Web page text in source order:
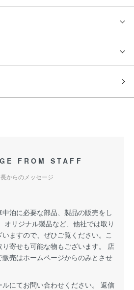
FROM STAFF
長からのメッセージ
泊に必要な部品、製品の販売をし
オリジナル製品など、他社では取り
ますので、ぜひご覧ください。こ
寄せも可能な物もございます。 店
売はホームページからのみとさせ
にてお問い合わせください。 返信